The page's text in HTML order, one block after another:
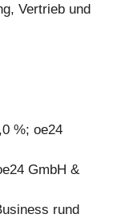
Vertrieb und
%; oe24
GmbH &
rund